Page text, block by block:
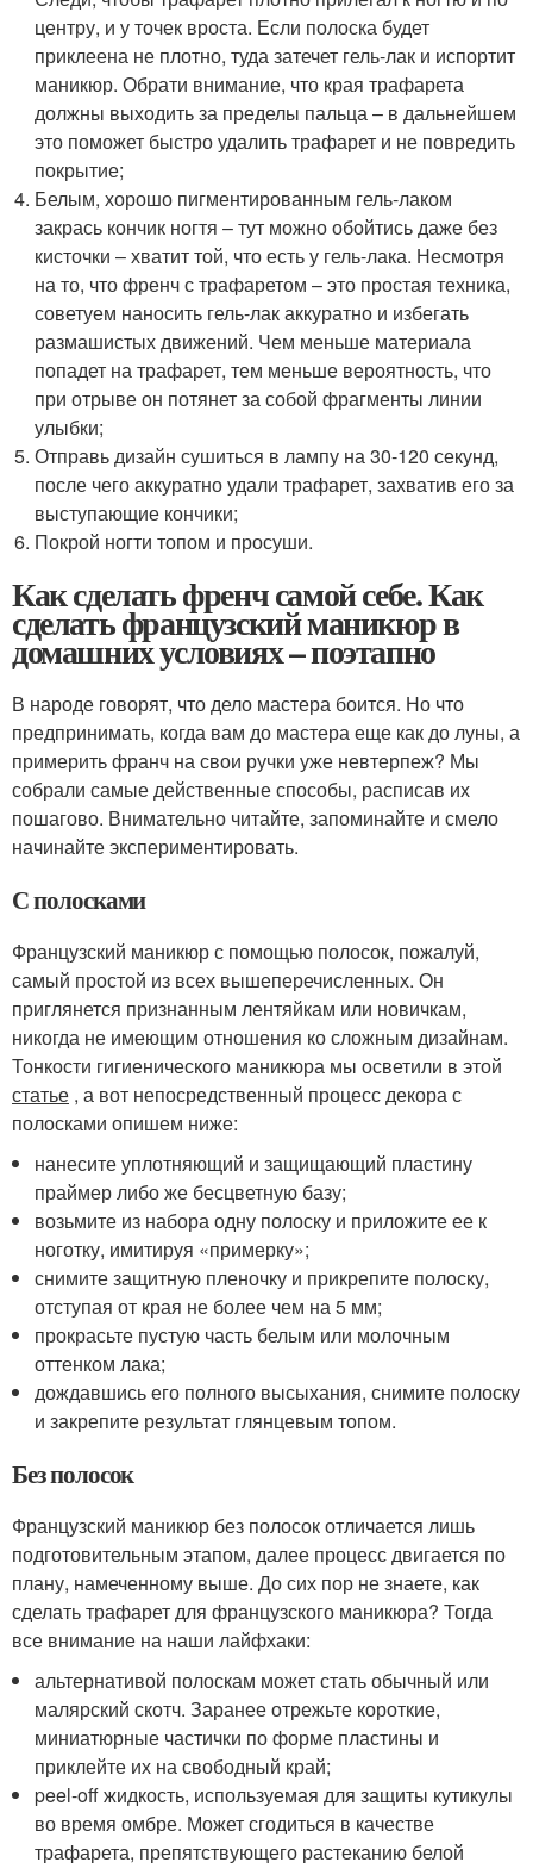
центру, и у точек вроста. Если полоска будет
приклеена не плотно, туда затечет гель-лак и испортит
маникюр. Обрати внимание, что края трафарета
должны выходить за пределы пальца – в дальнейшем
это поможет быстро удалить трафарет и не повредить
покрытие;
Белым, хорошо пигментированным гель-лаком
закрась кончик ногтя – тут можно обойтись даже без
кисточки – хватит той, что есть у гель-лака. Несмотря
на то, что френч с трафаретом – это простая техника,
советуем наносить гель-лак аккуратно и избегать
размашистых движений. Чем меньше материала
попадет на трафарет, тем меньше вероятность, что
при отрыве он потянет за собой фрагменты линии
улыбки;
Отправь дизайн сушиться в лампу на 30-120 секунд,
после чего аккуратно удали трафарет, захватив его за
выступающие кончики;
Покрой ногти топом и просуши.
Как сделать френч самой себе. Как
сделать французский маникюр в
домашних условиях – поэтапно
В народе говорят, что дело мастера боится. Но что
предпринимать, когда вам до мастера еще как до луны, а
примерить франч на свои ручки уже невтерпеж? Мы
собрали самые действенные способы, расписав их
пошагово. Внимательно читайте, запоминайте и смело
начинайте экспериментировать.
С полосками
Французский маникюр с помощью полосок, пожалуй,
самый простой из всех вышеперечисленных. Он
приглянется признанным лентяйкам или новичкам,
никогда не имеющим отношения ко сложным дизайнам.
Тонкости гигиенического маникюра мы осветили в этой
статье , а вот непосредственный процесс декора с
полосками опишем ниже:
нанесите уплотняющий и защищающий пластину
праймер либо же бесцветную базу;
возьмите из набора одну полоску и приложите ее к
ноготку, имитируя «примерку»;
снимите защитную пленочку и прикрепите полоску,
отступая от края не более чем на 5 мм;
прокрасьте пустую часть белым или молочным
оттенком лака;
дождавшись его полного высыхания, снимите полоску
и закрепите результат глянцевым топом.
Без полосок
Французский маникюр без полосок отличается лишь
подготовительным этапом, далее процесс двигается по
плану, намеченному выше. До сих пор не знаете, как
сделать трафарет для французского маникюра? Тогда
все внимание на наши лайфхаки:
альтернативой полоскам может стать обычный или
малярский скотч. Заранее отрежьте короткие,
миниатюрные частички по форме пластины и
приклейте их на свободный край;
peel-off жидкость, используемая для защиты кутикулы
во время омбре. Может сгодиться в качестве
трафарета, препятствующего растеканию белой